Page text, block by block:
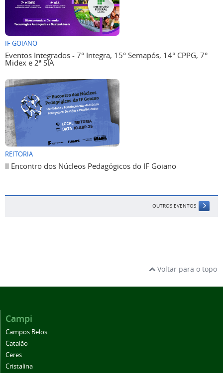
IF GOIANO
Eventos Integrados - 7° Integra, 15° Semapós, 14° CPPG, 7°
Midex e 2ª SIA
REITORIA
II Encontro dos Núcleos Pedagógicos do IF Goiano
OUTROS EVENTOS
Voltar para o topo
Campi
Campos Belos
Catalão
Ceres
Cristalina